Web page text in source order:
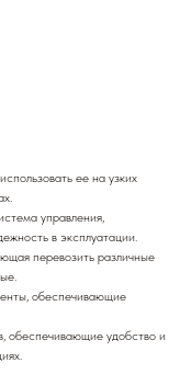
ее на узких
управления,
в эксплуатации.
перевозить различные
обеспечивающие
обеспечивающие удобство и